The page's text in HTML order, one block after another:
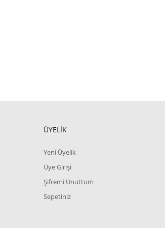
ÜYELİK
Yeni Üyelik
Üye Girişi
Şifremi Unuttum
Sepetiniz